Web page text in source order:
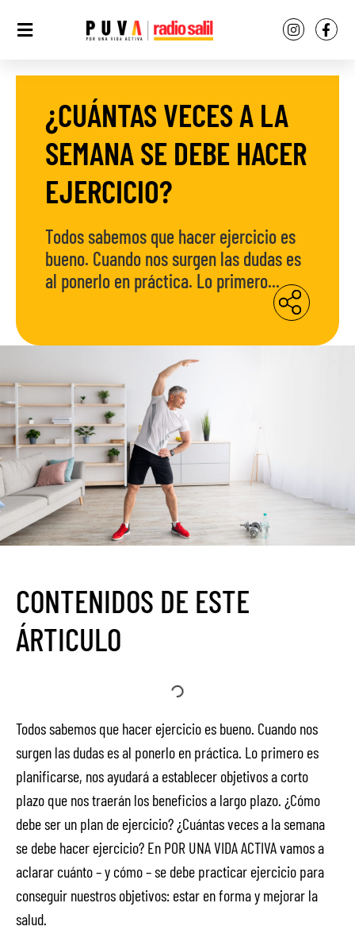
¿CUÁNTAS VECES A LA
SEMANA SE DEBE HACER
EJERCICIO?
Todos sabemos que hacer ejercicio es
bueno. Cuando nos surgen las dudas es
al ponerlo en práctica. Lo primero...
CONTENIDOS DE ESTE
ÁRTICULO
Todos sabemos que hacer ejercicio es bueno. Cuando nos
surgen las dudas es al ponerlo en práctica. Lo primero es
planificarse, nos ayudará a establecer objetivos a corto
plazo que nos traerán los beneficios a largo plazo. ¿Cómo
debe ser un plan de ejercicio? ¿Cuántas veces a la semana
se debe hacer ejercicio? En POR UNA VIDA ACTIVA vamos a
aclarar cuánto – y cómo – se debe practicar ejercicio para
conseguir nuestros objetivos: estar en forma y mejorar la
salud.